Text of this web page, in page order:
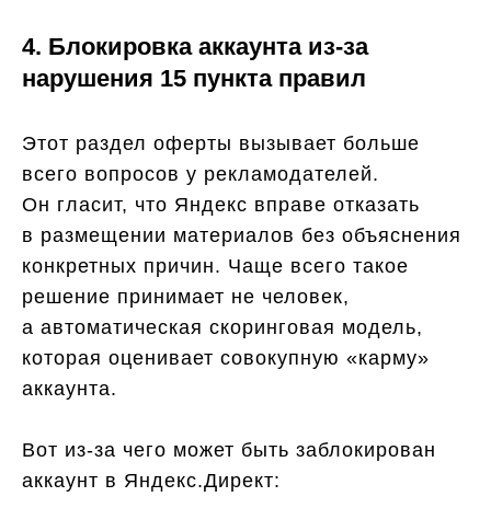
4. Блокировка аккаунта из-за
нарушения 15 пункта правил
Этот раздел оферты вызывает больше
всего вопросов у рекламодателей.
Он гласит, что Яндекс вправе отказать
в размещении материалов без объяснения
конкретных причин. Чаще всего такое
решение принимает не человек,
а автоматическая скоринговая модель,
которая оценивает совокупную «карму»
аккаунта.
Вот из-за чего может быть заблокирован
аккаунт в Яндекс.Директ: